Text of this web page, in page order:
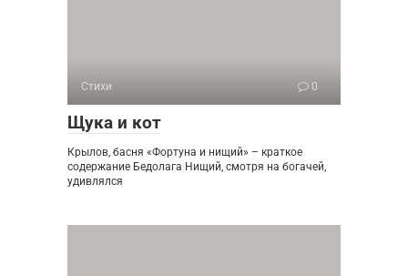
Стихи 0
Щука и кот
Крылов, басня «Фортуна и нищий» – краткое
содержание Бедолага Нищий, смотря на богачей,
удивлялся